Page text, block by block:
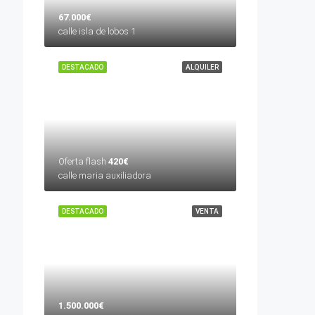
67.000€
calle isla de lobos 1
ALQUILER
DESTACADO
Oferta flash 420€
calle maria auxiliadora
VENTA
DESTACADO
1.500.000€